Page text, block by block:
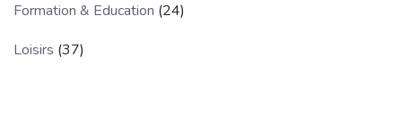
Formation & Education (24)
Loisirs (37)